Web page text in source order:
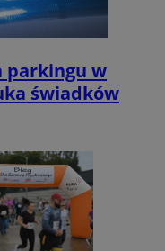
parkingu w
świadków